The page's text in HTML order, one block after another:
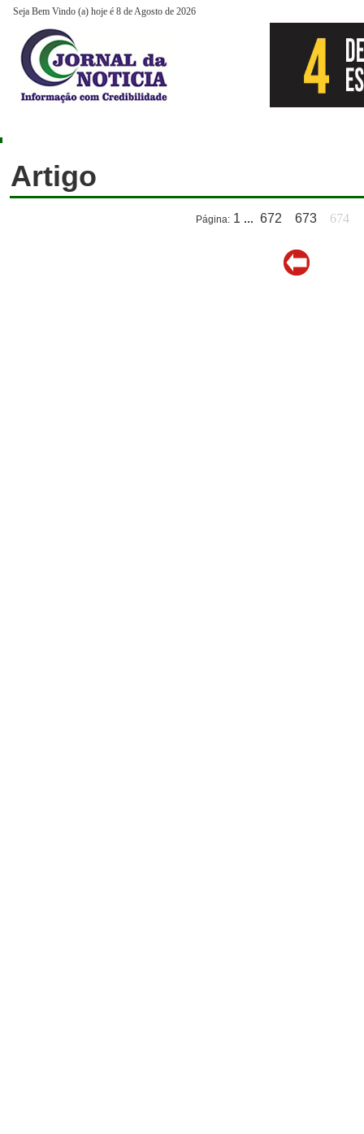
Seja Bem Vindo (a) hoje é 8 de Agosto de 2026
Artigo
Página: 1 ... 672 673 674